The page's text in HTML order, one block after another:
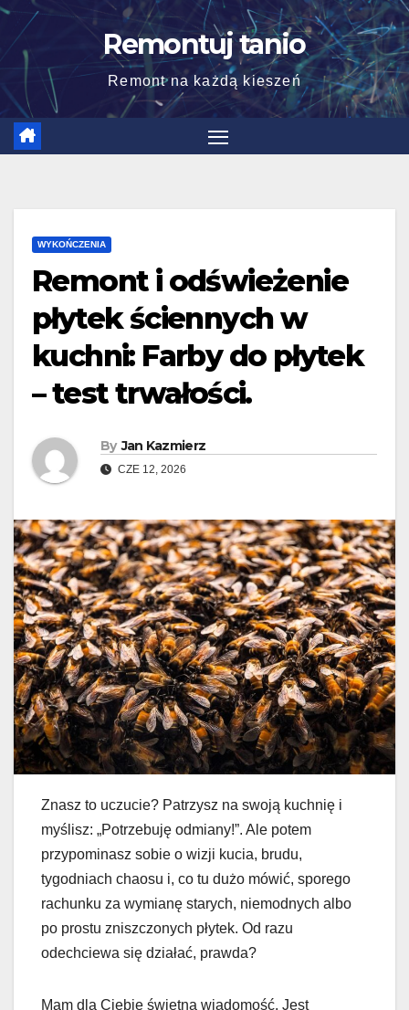
Skip
content
Remontuj tanio
Remont na każdą kieszeń
WYKOŃCZENIA
Remont i odświeżenie
płytek ściennych w
kuchni: Farby do płytek
– test trwałości.
By Jan Kazmierz
CZE 12, 2026
Znasz to uczucie? Patrzysz na swoją kuchnię i
myślisz: „Potrzebuję odmiany!”. Ale potem
przypominasz sobie o wizji kucia, brudu,
tygodniach chaosu i, co tu dużo mówić, sporego
rachunku za wymianę starych, niemodnych albo
po prostu zniszczonych płytek. Od razu
odechciewa się działać, prawda?
Mam dla Ciebie świetną wiadomość. Jest